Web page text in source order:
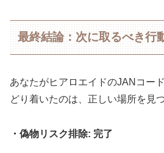
最終結論：次に取るべき行
あなたがヒアロエイドのJANコー
どり着いたのは、正しい場所を見
・偽物リスク排除: 完了